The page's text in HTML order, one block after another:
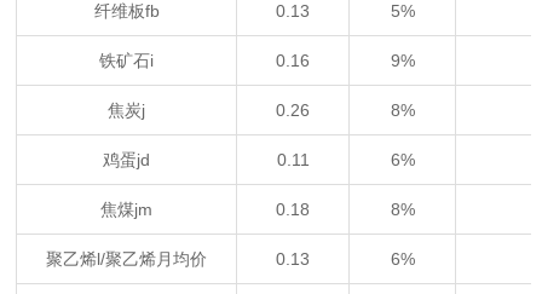
纤维板fb 0.13 5%
铁矿石i 0.16 9%
焦炭j 0.26 8%
鸡蛋jd 0.11 6%
焦煤jm 0.18 8%
聚乙烯l/聚乙烯月均价 0.13 6%